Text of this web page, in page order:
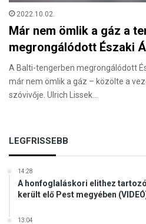
2022.10.02.
Már nem ömlik a gáz a
megrongálódott Északi
A Balti-tengerben megrongálódott
már nem ömlik a gáz – közölte a
szóvivője. Ulrich Lissek…
LEGFRISSEBB
14:28
A honfoglaláskori elithez
került elő Pest megyében
13:04